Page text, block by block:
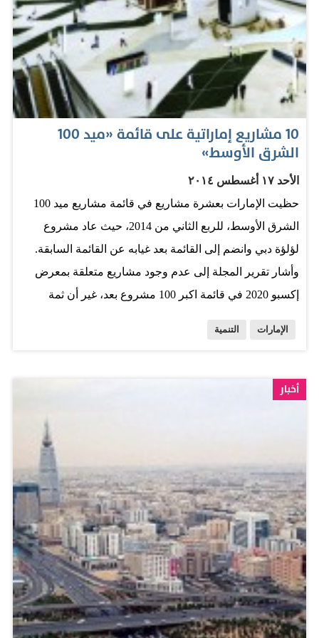
بالعلم والمعرفة التي تعينهم على تحمل مسؤولية الوصول
بوطننا إلى مستويات أرقى وأرفع من التميز، وذلك في شتى
دروب التنمية الإنسانية، وذلك تأكيداً للنهج الذي طالما سارت
عليه دولتنا منذ عهد المؤسس الوالد، المغفور له، الشيخ زايد
بن سلطان آل نهيان، رحمه الله، في تجاوز تحديات الحاضر
إلى آفاق التطوير الواسعة، بما تبشر به من رحابة الأمل،…
10 مشاريع إماراتية على قائمة «ميد 100
الشرق الأوسط»
الأحد ١٧ أغسطس ٢٠١٤
حظيت الإمارات بعشرة مشاريع في قائمة مشاريع ميد 100
الشرق الأوسط، للربع الثاني من 2014، حيث عاد مشروع
لؤلؤة دبي وانضم إلى القائمة بعد غيابه عن القائمة السابقة.
وأشار تقرير المجلة إلى عدم وجود مشاريع متعلقة بمعرض
إكسبو 2020 في قائمة اكبر 100 مشروع بعد، غير أن ثمة
الأعلى، (منشآت الانتاج المبكر )، في المركز 17، والذي يتوقع
إنجازه في 2017، بكلفة 3.7 مليارات دولار. وجاء مشروع
محطة براكة للطاقة النووية، ( المفاعل1 ) ، التابع لمؤسسة
الإمارات للطاقة النووية، بكلفة 3.1 مليارات دولار، في المركز
31. ويتوقع انجازه في 2017 وفي المركز 33 حل مشروع
توسعة مطار أبو ظبي الدولي، ( مجمع محطة الركاب الأوسط
)، التابع لشركة ابو ظبي للمطارات ، بكلفة 2.9 مليار دولار.
ويتوقع انجازه في 2017. وفي المركز 38 حل مشروع محطة
براكة للطاقة النووية، المفاعل 2، التابع لمؤسسة الإمارات
الإمارات التنمية
أخبار